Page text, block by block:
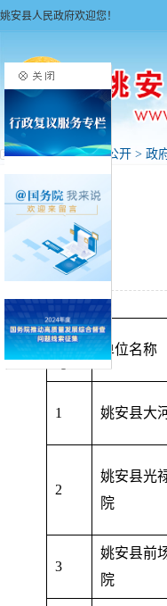
姚安县人民政府欢迎您！
首页>政府信息公开 > 政
序
号
单位名称
1 姚安县大
2
姚安县光
院
3
姚安县前
院